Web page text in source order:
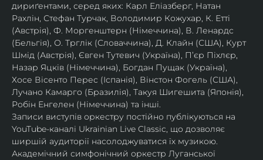
дириґентами, серед яких: Карл Еліазберг, Натан
Рахлін, Стефан Турчак, Володимир Кожухар, К. Етті
(Австрія), Ф. Моргенштерн (Німеччина), В. Ленардс
(Бельгія), О. Трглік (Словаччина), Д. Клайн (США), Курт
Шмід (Австрія), Євген Тутевич (Україна), П’єр Піхлєр,
Назар Яцків (Німеччина), Богдан Пущак (Україна),
Хосе Вісенто Перес (Іспанія), Вінстон Фогель (США),
Лучано Камарго (Бразилія), Такуя Шигешита (Японія),
Робін Енгелен (Німеччина) та інші.
Записи виступів оркестру постійно публікуються на
YouTube-каналі Ukrainian Live Classic, що дозволяє
ширшій аудиторії насолоджуватися їх музикою​.
Академічний симфонічний оркестр Луганської